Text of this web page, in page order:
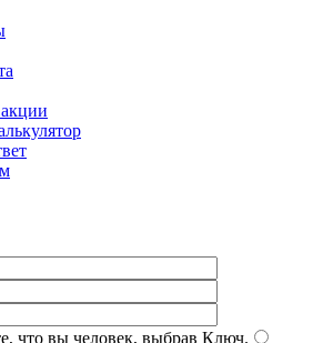
что вы человек, выбрав Ключ.